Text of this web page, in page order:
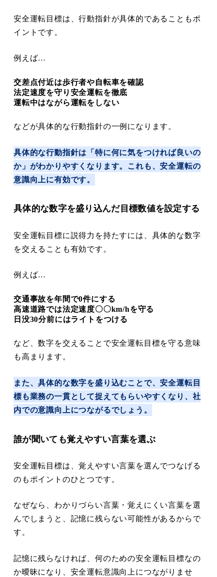
安全運転目標は、行動指針が具体的であることもポ
イントです。
例えば…
交差点付近は歩行者や自転車を確認
法定速度を守り安全運転を徹底
運転中はながら運転をしない
などが具体的な行動指針の一例になります。
具体的な行動指針は「特に何に気をつければ良いの
か」がわかりやすくなります。これも、安全運転の
意識向上に有効です。
具体的な数字を盛り込んだ目標数値を設定する
安全運転目標に説得力を持たすには、具体的な数字
を交えることも有効です。
例えば…
交通事故を年間で0件にする
高速道路では法定速度〇〇km/hを守る
日没30分前にはライトをつける
など、数字を交えることで安全運転目標を守る意味
も高まります。
また、具体的な数字を盛り込むことで、安全運転目
標も業務の一貫として捉えてもらいやすくなり、社
内での意識向上につながるでしょう。
誰が聞いても覚えやすい言葉を選ぶ
安全運転目標は、覚えやすい言葉を選んでつなげる
のもポイントのひとつです。
なぜなら、わかりづらい言葉・覚えにくい言葉を選
んでしまうと、記憶に残らない可能性があるからで
す。
記憶に残らなければ、何のための安全運転目標なの
か曖昧になり、安全運転意識向上につながりませ